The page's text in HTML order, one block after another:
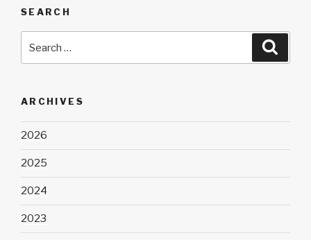
SEARCH
for:
ARCHIVES
2026
2025
2024
2023